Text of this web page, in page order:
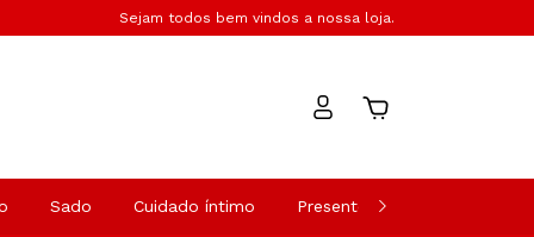
Sejam todos bem vindos a nossa loja.
Sado Cuidado íntimo Presentes